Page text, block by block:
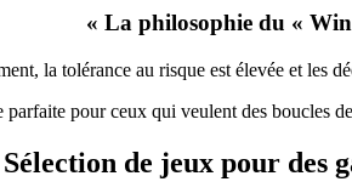
La philosophie du « Win
la tolérance au risque est élevée et les
pour ceux qui veulent des boucles
Sélection de jeux pour des